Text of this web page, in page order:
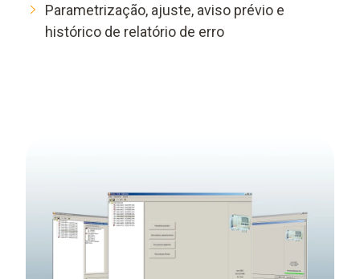
Parametrização, ajuste, aviso prévio e
histórico de relatório de erro